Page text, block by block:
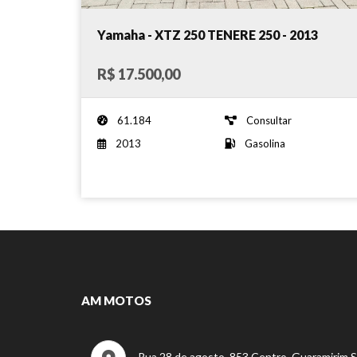
Yamaha - XTZ 250 TENERE 250 - 2013
R$ 17.500,00
61.184
Consultar
2013
Gasolina
AM MOTOS